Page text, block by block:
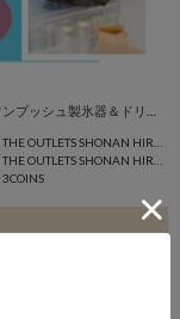
3COINS